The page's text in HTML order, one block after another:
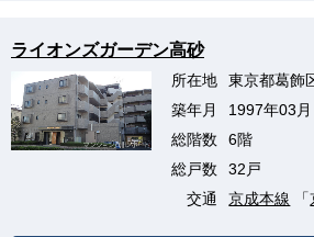
ライオンズガーデン高砂
所在地
東京都葛飾
築年月
1997年03月
総階数
6階
総戸数
32戸
交通
京成本線 「